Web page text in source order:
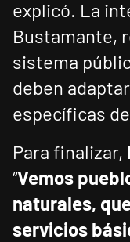
explicó. La
Bustamante,
sistema
deben
específicas
Para finalizar,
“Vemos
naturales,
servicios